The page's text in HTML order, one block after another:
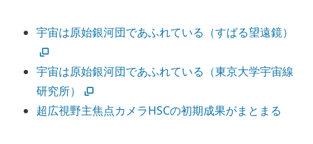
宇宙は原始銀河団であふれている（すばる望遠鏡）
宇宙は原始銀河団であふれている（東京大学宇宙線
研究所）
超広視野主焦点カメラHSCの初期成果がまとまる